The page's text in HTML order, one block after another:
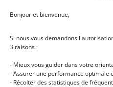
Bonjour et bienvenue,
Si nous vous demandons
3 raisons :
- Mieux vous guider dans votre
- Assurer une performance optimale
- Récolter des statistiques de